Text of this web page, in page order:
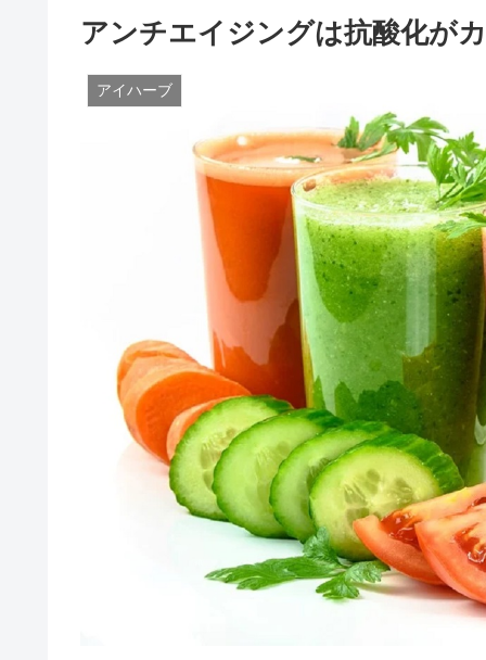
アンチエイジングは抗酸化が
アイハーブ